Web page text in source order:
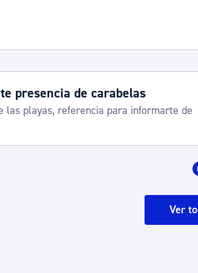
presencia de carabelas
las playas, referencia para informarte de
Ver